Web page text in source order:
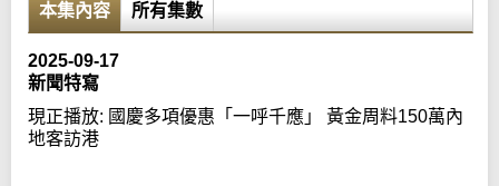
本集內容 所有集數
2025-09-17
新聞特寫
現正播放: 國慶多項優惠「一呼千應」 黃金周料150萬內
地客訪港